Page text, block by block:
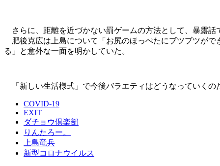
さらに、距離を近づかない罰ゲームの方法として、暴露話
肥後克広は上島について「お尻のほっぺたにブツブツがで
る」と意外な一面を明かしていた。
「新しい生活様式」で今後バラエティはどうなっていくの
COVID-19
EXIT
ダチョウ倶楽部
りんたろー。
上島竜兵
新型コロナウイルス